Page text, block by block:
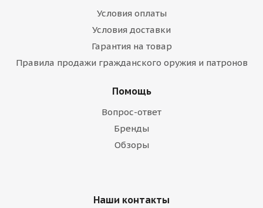
Условия оплаты
Условия доставки
Гарантия на товар
Правила продажи гражданского оружия и патронов
Помощь
Вопрос-ответ
Бренды
Обзоры
Наши контакты